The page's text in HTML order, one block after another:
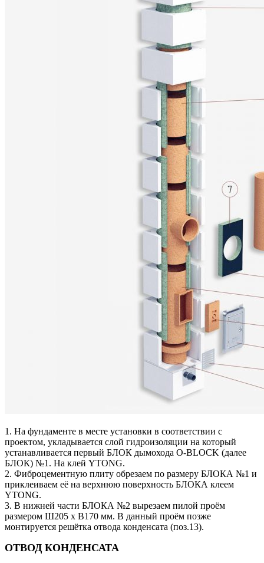
1. На фундаменте в месте установки в соответствии с
проектом, укладывается слой гидроизоляции на который
устанавливается первый БЛОК дымохода O-BLOCK (далее
БЛОК) №1. На клей YTONG.
2. Фиброцементную плиту обрезаем по размеру БЛОКА №1 и
приклеиваем её на верхнюю поверхность БЛОКА клеем
YTONG.
3. В нижней части БЛОКА №2 вырезаем пилой проём
размером Ш205 х В170 мм. В данный проём позже
монтируется решётка отвода конденсата (поз.13).
ОТВОД КОНДЕНСАТА